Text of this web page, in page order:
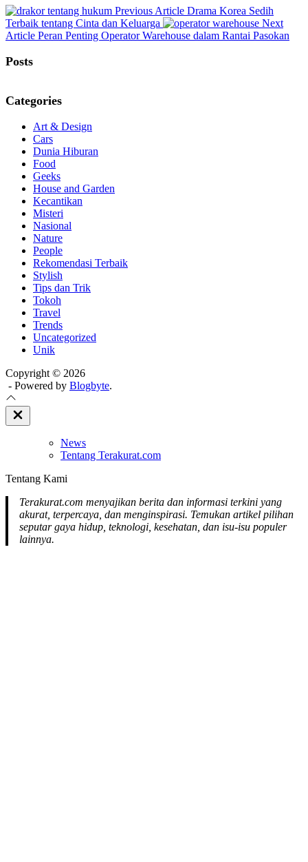
Previous Article Previous
Post:
Drama Korea Sedih
Terbaik tentang Cinta dan Keluarga
Next
Article Next
Peran Penting Operator Warehouse dalam Rantai Pasokan
Posts
Categories
Art & Design
Cars
Dunia Hiburan
Food
Geeks
House and Garden
Kecantikan
Misteri
Nasional
Nature
People
Rekomendasi Terbaik
Stylish
Tips dan Trik
Tokoh
Travel
Trends
Uncategorized
Unik
Copyright © 2026
- Powered by Blogbyte.
Close
Off
News
Tentang Terakurat.com
Tentang Kami
Terakurat.com menyajikan berita dan informasi terkini yang
akurat, terpercaya, dan menginspirasi. Temukan artikel pilihan
seputar gaya hidup, teknologi, kesehatan, dan isu-isu populer
lainnya.